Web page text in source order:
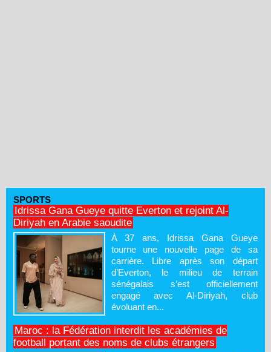
SPORTS
Idrissa Gana Gueye quitte Everton et rejoint Al-
Diriyah en Arabie saoudite
À 37 ans, Idrissa Gana Gueye
tourne une nouvelle page de sa
carrière. Libre après son départ
d’Everton, le milieu de terrain
sénégalais s’est officiellement
engagé avec Al-Diriyah, club
évoluant en...
Maroc : la Fédération interdit les académies de
football portant des noms de clubs étrangers